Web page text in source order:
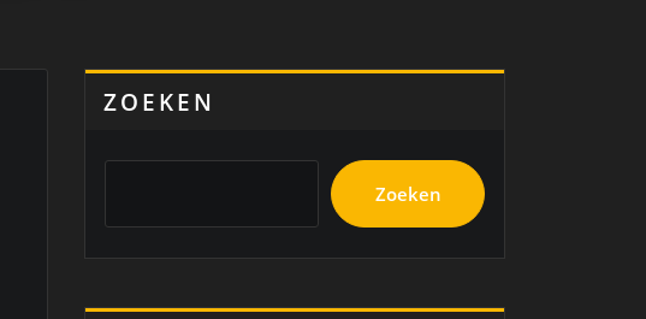
ZOEKEN
Zoeken